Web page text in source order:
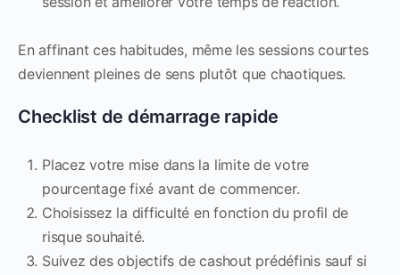
En affinant ces habitudes, même les sessions courtes
deviennent pleines de sens plutôt que chaotiques.
Checklist de démarrage rapide
Placez votre mise dans la limite de votre
pourcentage fixé avant de commencer.
Choisissez la difficulté en fonction du profil de
risque souhaité.
Suivez des objectifs de cashout prédéfinis sauf si